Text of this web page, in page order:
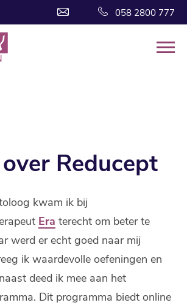
058 2800 777
Reducept
kwam ik bij
Era terecht om beter te
werd er echt goed naar mij
ik waardevolle oefeningen en
deed ik mee aan het
Dit programma biedt online